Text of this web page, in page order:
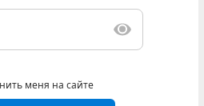
меня на сайте